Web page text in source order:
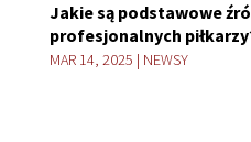
Jakie są podstawowe
profesjonalnych
MAR 14, 2025 | NEWSY